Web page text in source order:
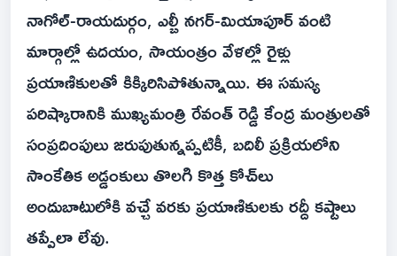
నాగోల్-రాయదుర్గం, ఎల్బీ నగర్-మియాపూర్ వంటి
మార్గాల్లో ఉదయం, సాయంత్రం వేళల్లో రైళ్లు
ప్రయాణికులతో కిక్కిరిసిపోతున్నాయి. ఈ సమస్య
పరిష్కారానికి ముఖ్యమంత్రి రేవంత్ రెడ్డి కేంద్ర మంత్రులతో
సంప్రదింపులు జరుపుతున్నప్పటికీ, బదిలీ ప్రక్రియలోని
సాంకేతిక అడ్డంకులు తొలగి కొత్త కోచ్‌లు
అందుబాటులోకి వచ్చే వరకు ప్రయాణికులకు రద్దీ కష్టాలు
తప్పేలా లేవు.